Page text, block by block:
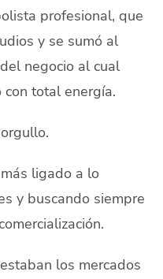
profesional, que
y se sumó al
negocio al cual
total energía.
ligado a lo
y buscando siempre
los mercados